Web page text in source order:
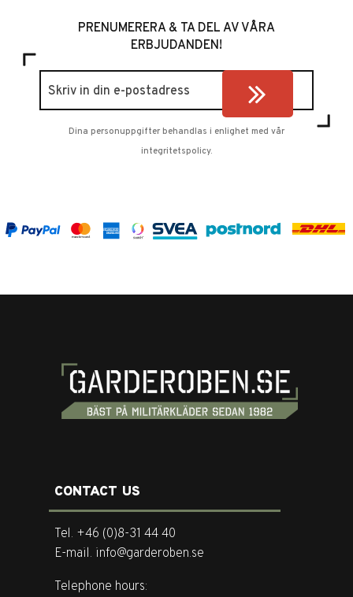
PRENUMERERA & TA DEL AV VÅRA
ERBJUDANDEN!
Dina personuppgifter behandlas i enlighet med vår
integritetspolicy.
CONTACT US
Tel. +46 (0)8-31 44 40
E-mail. info@garderoben.se
Telephone hours: